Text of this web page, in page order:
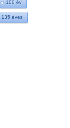
100 év
135 éves